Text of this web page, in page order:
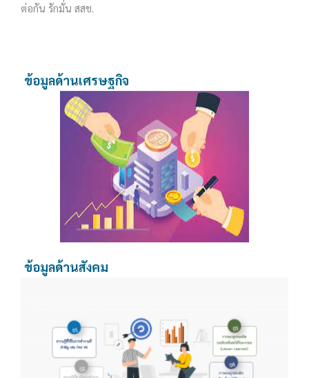
ต่อกัน รักมั่น สสช.
ข้อมูลด้านเศรษฐกิจ
ข้อมูลด้านสังคม